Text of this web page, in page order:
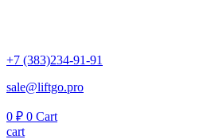
+7 (383)234-91-91
sale@liftgo.pro
0 ₽ 0 Cart
cart